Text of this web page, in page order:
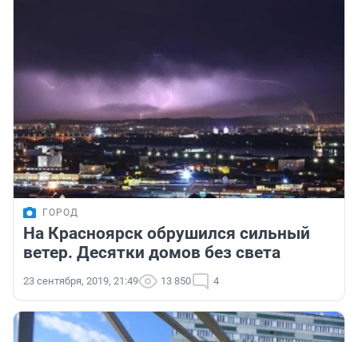
ГОРОД
На Красноярск обрушился сильный
ветер. Десятки домов без света
23 сентября, 2019, 21:49 13 850 4